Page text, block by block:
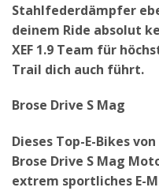
Stahlfederdämpfer
deinem Ride absolut
XEF 1.9 Team für
Trail dich auch führt.
Brose Drive S Mag
Dieses Top-E-Bikes
Brose Drive S Mag
extrem sportliches E-